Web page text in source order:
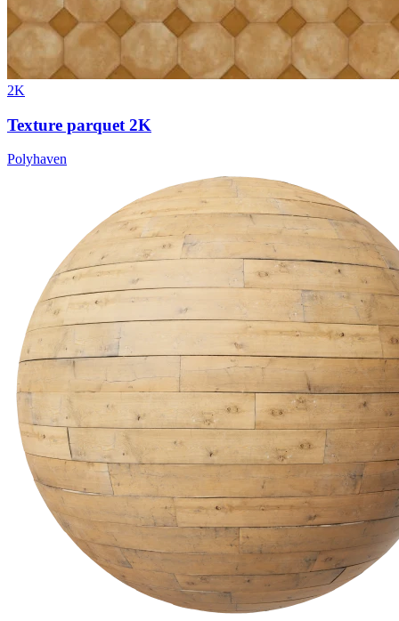
2K
Texture parquet 2K
Polyhaven